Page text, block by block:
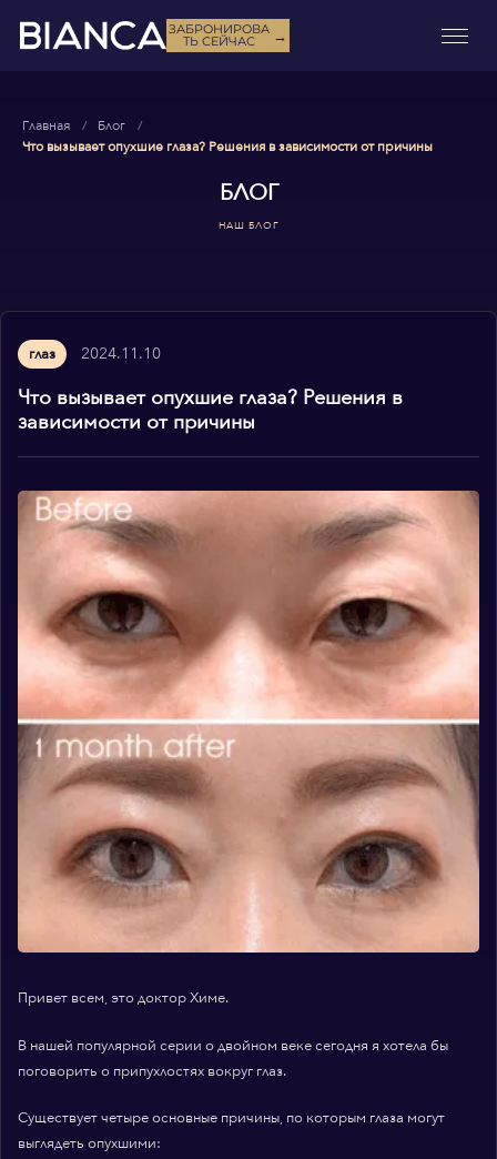
ЗАБРОНИРОВА
ТЬ СЕЙЧАС →
Главная
Блог
Что вызывает опухшие глаза? Решения в зависимости от причины
БЛОГ
НАШ БЛОГ
глаз 2024.11.10
Что вызывает опухшие глаза? Решения в
зависимости от причины
Привет всем, это доктор Химе.
В нашей популярной серии о двойном веке сегодня я хотела бы
поговорить о припухлостях вокруг глаз.
Существует четыре основные причины, по которым глаза могут
выглядеть опухшими: